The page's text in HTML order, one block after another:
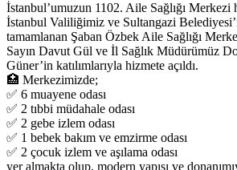
İstanbul’umuzun 1102. Aile Sağlığı Merkezi
İstanbul Valiliğimiz ve Sultangazi
tamamlanan Şaban Özbek Aile Sağlığı
Sayın Davut Gül ve İl Sağlık Müdürümüz
Güner’in katılımlarıyla hizmete açıldı.
🏥 Merkezimizde;
✅ 6 muayene odası
✅ 2 tıbbi müdahale odası
✅ 2 gebe izlem odası
✅ 1 bebek bakım ve emzirme odası
✅ 2 çocuk izlem ve aşılama odası
yer almakta olup, modern yapısı ve